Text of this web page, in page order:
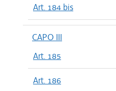
Art. 184 bis
CAPO III
Art. 185
Art. 186